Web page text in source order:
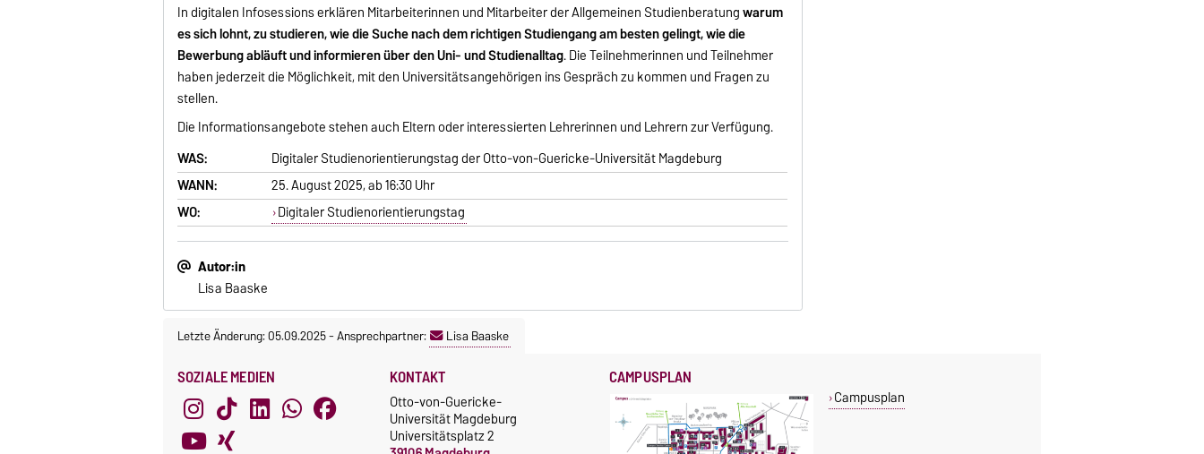
In digitalen Infosessions erklären Mitarbeiterinnen und Mitarbeiter der Allgemeinen Studienberatungwarum
es sich lohnt, zu studieren, wie die Suche nach dem richtigen Studiengang am besten gelingt, wie die
Bewerbung abläuft und informieren über den Uni- und Studienalltag. Die Teilnehmerinnen und Teilnehmer
haben jederzeit die Möglichkeit, mit den Universitätsangehörigen ins Gespräch zu kommen und Fragen zu
stellen.
Die Informationsangebote stehen auch Eltern oder interessierten Lehrerinnen und Lehrern zur Verfügung.
WAS:
Digitaler Studienorientierungstag der Otto-von-Guericke-Universität Magdeburg
WANN:
25. August 2025, ab 16:30 Uhr
WO:
Digitaler Studienorientierungstag
Autor:in
Lisa Baaske
Letzte Änderung: 05.09.2025-Ansprechpartner: Lisa Baaske
SOZIALE MEDIEN KONTAKT
Otto-von-Guericke-
Universität Magdeburg
Universitätsplatz 2
CAMPUSPLAN
Campusplan